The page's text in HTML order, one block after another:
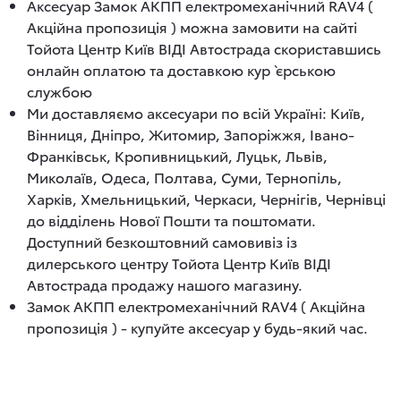
Аксесуар Замок АКПП електромеханічний RAV4 (
Акційна пропозиція ) можна замовити на сайті
Тойота Центр Київ ВІДІ Автострада скориставшись
онлайн оплатою та доставкою кур`єрською
службою
Ми доставляємо аксесуари по всій Україні: Київ,
Вінниця, Дніпро, Житомир, Запоріжжя, Івано-
Франківськ, Кропивницький, Луцьк, Львів,
Миколаїв, Одеса, Полтава, Суми, Тернопіль,
Харків, Хмельницький, Черкаси, Чернігів, Чернівці
до відділень Нової Пошти та поштомати.
Доступний безкоштовний самовивіз із
дилерського центру Тойота Центр Київ ВІДІ
Автострада продажу нашого магазину.
Замок АКПП електромеханічний RAV4 ( Акційна
пропозиція ) - купуйте аксесуар у будь-який час.